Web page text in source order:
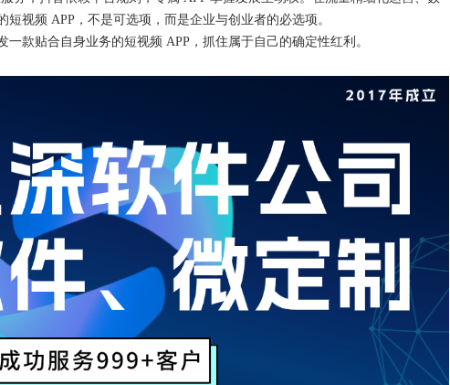
视频 APP，不是可选项，而是企业与创业者的必选项。
一款贴合自身业务的短视频 APP，抓住属于自己的确定性红利。